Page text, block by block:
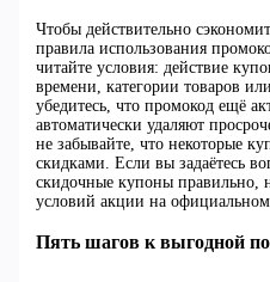
Чтобы действительно
правила использования
читайте условия: действие
времени, категории товаров
убедитесь, что промокод ещё
автоматически удаляют
не забывайте, что некоторые
скидками. Если вы задаётесь
скидочные купоны правильно,
условий акции на
Пять шагов к выгодной